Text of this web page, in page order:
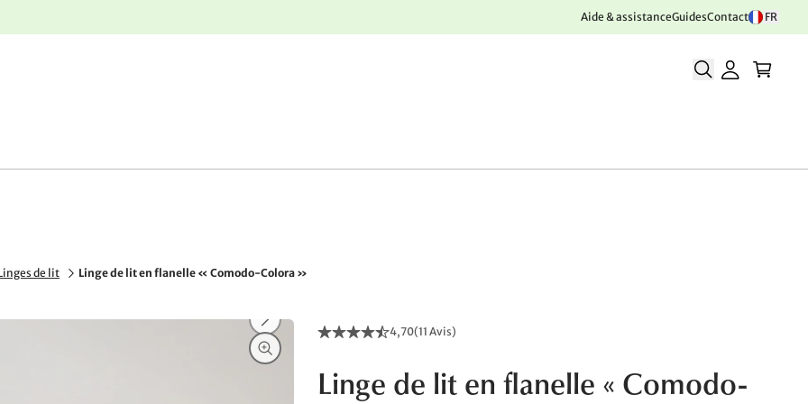
Aide & assistanceGuidesContact FR
de lit Linge de lit en flanelle « Comodo-Colora »
4,70(11 Avis)
Linge de lit en flanelle « Comodo-